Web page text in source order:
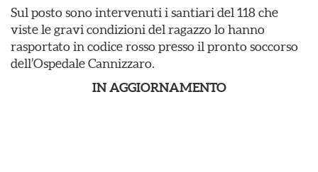
Sul posto sono intervenuti i santiari del 118 che
viste le gravi condizioni del ragazzo lo hanno
rasportato in codice rosso presso il pronto soccorso
dell’Ospedale Cannizzaro.
IN AGGIORNAMENTO